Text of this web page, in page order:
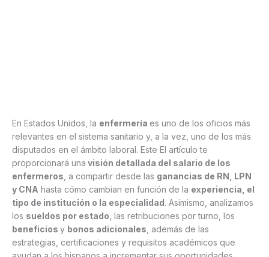
En Estados Unidos, la enfermería es uno de los oficios más
relevantes en el sistema sanitario y, a la vez, uno de los más
disputados en el ámbito laboral. Este El artículo te
proporcionará una visión detallada del salario de los
enfermeros , a compartir desde las ganancias de RN, LPN
y CNA hasta cómo cambian en función de la experiencia, el
tipo de institución o la especialidad. Asimismo, analizamos
los sueldos por estado , las retribuciones por turno, los
beneficios y bonos adicionales , además de las
estrategias, certificaciones y requisitos académicos que